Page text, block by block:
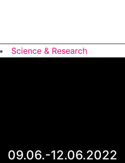
Science & Research
09.06.-12.06.2022